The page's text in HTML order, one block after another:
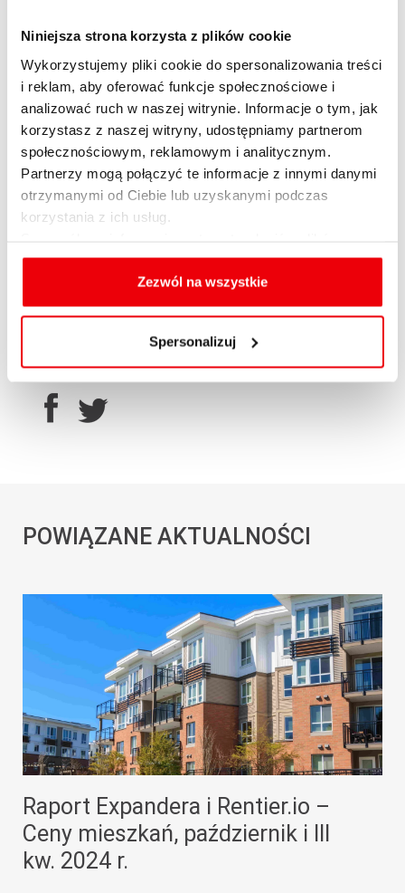
Niniejsza strona korzysta z plików cookie
Wykorzystujemy pliki cookie do spersonalizowania treści
i reklam, aby oferować funkcje społecznościowe i
analizować ruch w naszej witrynie. Informacje o tym, jak
korzystasz z naszej witryny, udostępniamy partnerom
społecznościowym, reklamowym i analitycznym.
Partnerzy mogą połączyć te informacje z innymi danymi
otrzymanymi od Ciebie lub uzyskanymi podczas
korzystania z ich usług.
cookies, celu i sposobu korzystania z nich przez nas
oraz zmiany ustawień plików cookies a także ich
usuwania z przeglądarki internetowej, znajdują się
Zezwól na wszystkie
Spersonalizuj
tylko dokonane spłaty kredytu odpowiednio
obniżą poziom zadłużenia (np. poniżej 90%
wartości nieruchomości). Dopóki gwarancja
będzie działała, taki lokal nie może służyć do
wykonywania działalności gospodarczej.
Limity cen jakie będą obowiązywały w
ramach programu MBWW
OPUBLIKUJ ARTYKUŁ
POWIĄZANE AKTUALNOŚCI
Raport Expandera i Rentier.io –
Ceny mieszkań, październik i III
kw. 2024 r.